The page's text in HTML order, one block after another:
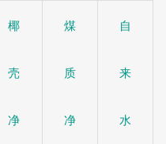
椰
壳
净
煤
质
净
自
来
水